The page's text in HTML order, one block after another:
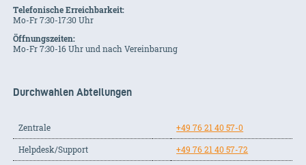
Telefonische Erreichbarkeit:
Mo-Fr 7:30-17:30 Uhr
Öffnungszeiten:
Mo-Fr 7:30-16 Uhr und nach Vereinbarung
Durchwahlen Abteilungen
Zentrale
+49 76 21 40 57-0
Helpdesk/Support
+49 76 21 40 57-72